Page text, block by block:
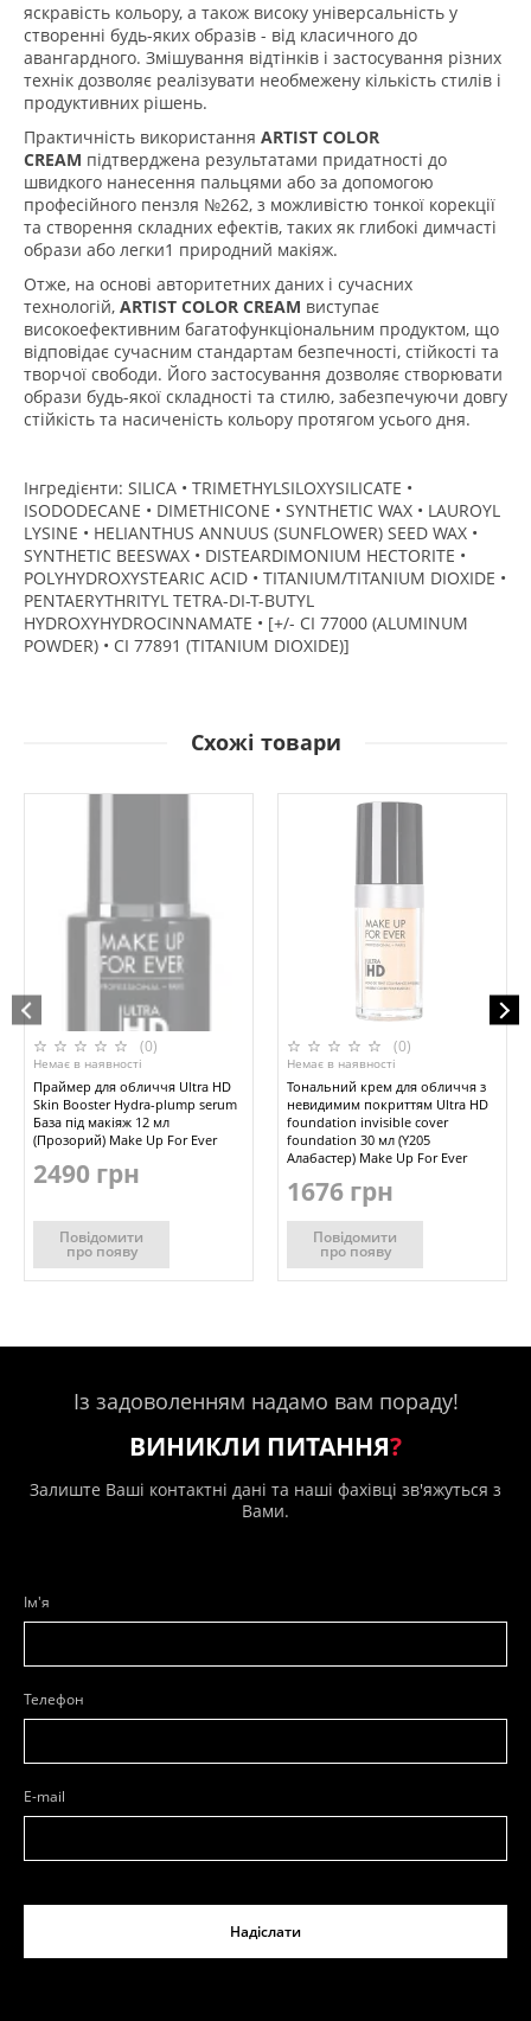
яскравість кольору, а також високу універсальність у
створенні будь-яких образів - від класичного до
авангардного. Змішування відтінків і застосування різних
технік дозволяє реалізувати необмежену кількість стилів і
продуктивних рішень.
Практичність використання ARTIST COLOR
CREAM підтверджена результатами придатності до
швидкого нанесення пальцями або за допомогою
професійного пензля №262, з можливістю тонкої корекції
та створення складних ефектів, таких як глибокі димчасті
образи або легки1 природний макіяж.
Отже, на основі авторитетних даних і сучасних
технологій, ARTIST COLOR CREAM виступає
високоефективним багатофункціональним продуктом, що
відповідає сучасним стандартам безпечності, стійкості та
творчої свободи. Його застосування дозволяє створювати
образи будь-якої складності та стилю, забезпечуючи довгу
стійкість та насиченість кольору протягом усього дня.
Інгредієнти: ​SILICA • TRIMETHYLSILOXYSILICATE •
ISODODECANE • DIMETHICONE • SYNTHETIC WAX • LAUROYL
LYSINE • HELIANTHUS ANNUUS (SUNFLOWER) SEED WAX •
SYNTHETIC BEESWAX • DISTEARDIMONIUM HECTORITE •
POLYHYDROXYSTEARIC ACID • TITANIUM/TITANIUM DIOXIDE •
PENTAERYTHRITYL TETRA-DI-T-BUTYL
HYDROXYHYDROCINNAMATE • [+/- CI 77000 (ALUMINUM
POWDER) • CI 77891 (TITANIUM DIOXIDE)]​
Схожі товари
(0)
Немає в наявності
Праймер для обличчя Ultra HD
Skin Booster Hydra-plump serum
База під макіяж 12 мл
(Прозорий) Make Up For Ever
2490 грн
Повідомити
про появу
(0)
Немає в наявності
Тональний крем для обличчя з
невидимим покриттям Ultra HD
foundation invisible cover
foundation 30 мл (Y205
Алабастер) Make Up For Ever
1676 грн
Повідомити
про появу
Із задоволенням надамо вам пораду!
ВИНИКЛИ ПИТАННЯ?
Залиште Ваші контактні дані та наші фахівці зв'яжуться з
Вами.
Ім'я
Телефон
E-mail
Надіслати